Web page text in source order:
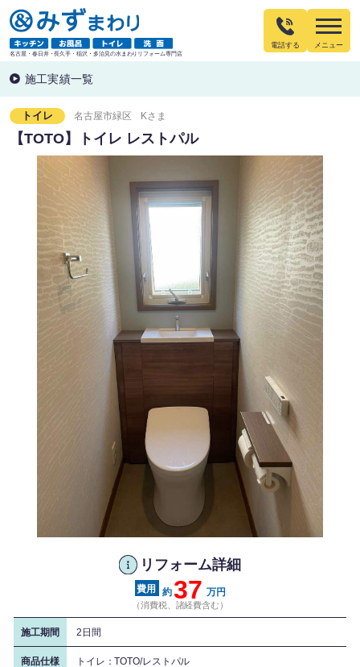
名古屋・春日井・長久手・稲沢・多治見の水まわりリフォーム専門店
電話する
施工実績一覧
トイレ 名古屋市緑区 Kさま
【TOTO】トイレ レストパル
リフォーム詳細
約37 万円
（消費税、諸経費含む）
施工期間 2日間
商品仕様 トイレ：TOTO/レストパル